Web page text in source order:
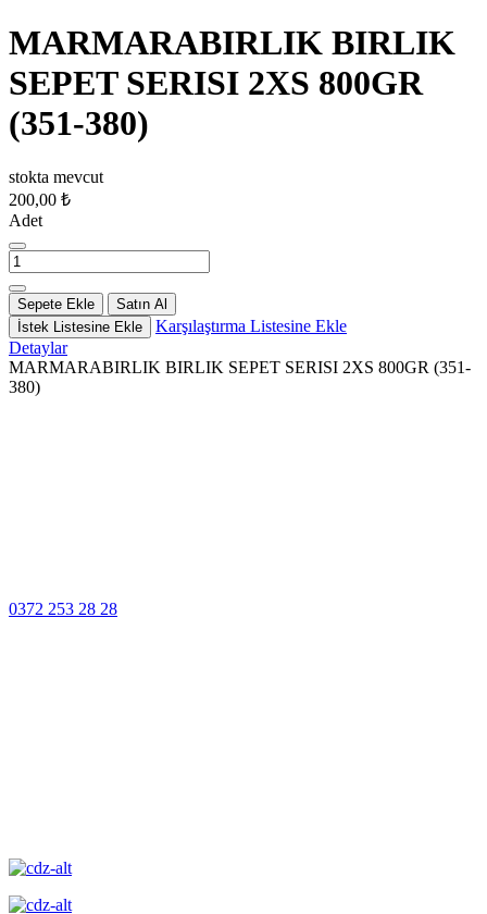
MARMARABIRLIK BIRLIK
SEPET SERISI 2XS 800GR
(351-380)
stokta mevcut
200,00 ₺
Adet
Sepete Ekle
Satın Al
İstek Listesine Ekle
Karşılaştırma Listesine Ekle
Detaylar
MARMARABIRLIK BIRLIK SEPET SERISI 2XS 800GR (351-
380)
0372 253 28 28